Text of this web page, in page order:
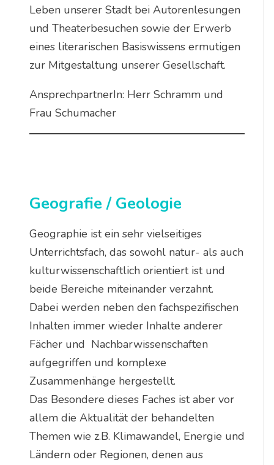
Leben unserer Stadt bei Autorenlesungen
und Theaterbesuchen sowie der Erwerb
eines literarischen Basiswissens ermutigen
zur Mitgestaltung unserer Gesellschaft.
AnsprechpartnerIn: Herr Schramm und
Frau Schumacher
Geografie / Geologie
Geographie ist ein sehr vielseitiges
Unterrichtsfach, das sowohl natur- als auch
kulturwissenschaftlich orientiert ist und
beide Bereiche miteinander verzahnt.
Dabei werden neben den fachspezifischen
Inhalten immer wieder Inhalte anderer
Fächer und Nachbarwissenschaften
aufgegriffen und komplexe
Zusammenhänge hergestellt.
Das Besondere dieses Faches ist aber vor
allem die Aktualität der behandelten
Themen wie z.B. Klimawandel, Energie und
Ländern oder Regionen, denen aus